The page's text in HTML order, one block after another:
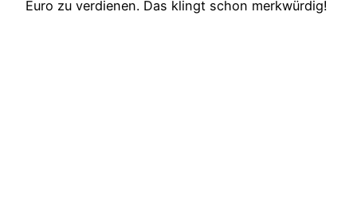
Euro zu verdienen. Das klingt schon merkwürdig!